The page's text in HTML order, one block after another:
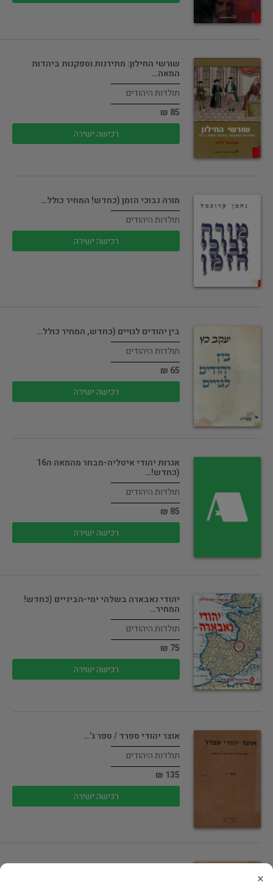
שורשי החילון: מתירנות וספקנות ביהדות
המאה…
תולדות היהודים
85 ₪
רכישה ישירה
מורה נבוכי הזמן (כחדש! המחיר כולל…
תולדות היהודים
רכישה ישירה
בין יהודים לגויים (כחדש, המחיר כולל…
תולדות היהודים
65 ₪
רכישה ישירה
אגרות יהודי איטליה-מבחר מהמאה ה16
(כחדש!…
תולדות היהודים
85 ₪
רכישה ישירה
יהודי נאבארה בשלהי ימי-הביניים (כחדש!
המחיר…
תולדות היהודים
75 ₪
רכישה ישירה
אוצר יהודי ספרד / ספר ג'…
תולדות היהודים
135 ₪
רכישה ישירה
קורות היהודים בספרד - חלק ראשון…
×